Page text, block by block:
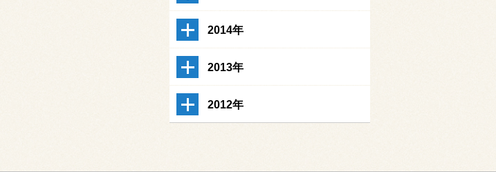
2014年
2013年
2012年